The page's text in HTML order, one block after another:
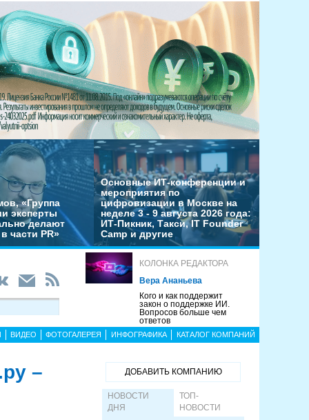
«Группа
эксперты
делают
части PR»
Основные ИТ-конференции и
мероприятия по
цифровизации в Москве на
неделе 3 - 9 августа 2026 года:
ИТ-Пикник, Такси, IT Founder
Camp и другие
КОЛОНКА РЕДАКТОРА
Вера Ананьева
Кого и как поддержит
закон о поддержке ИИ.
Вопросов больше чем
ответов
ВИДЕО ФОТОГАЛЕРЕЯ ИНФОГРАФИКА КАТАЛОГ КОМПАНИЙ
– ДОБАВИТЬ КОМПАНИЮ
НОВОСТИ
ДНЯ
ТОП-
НОВОСТИ